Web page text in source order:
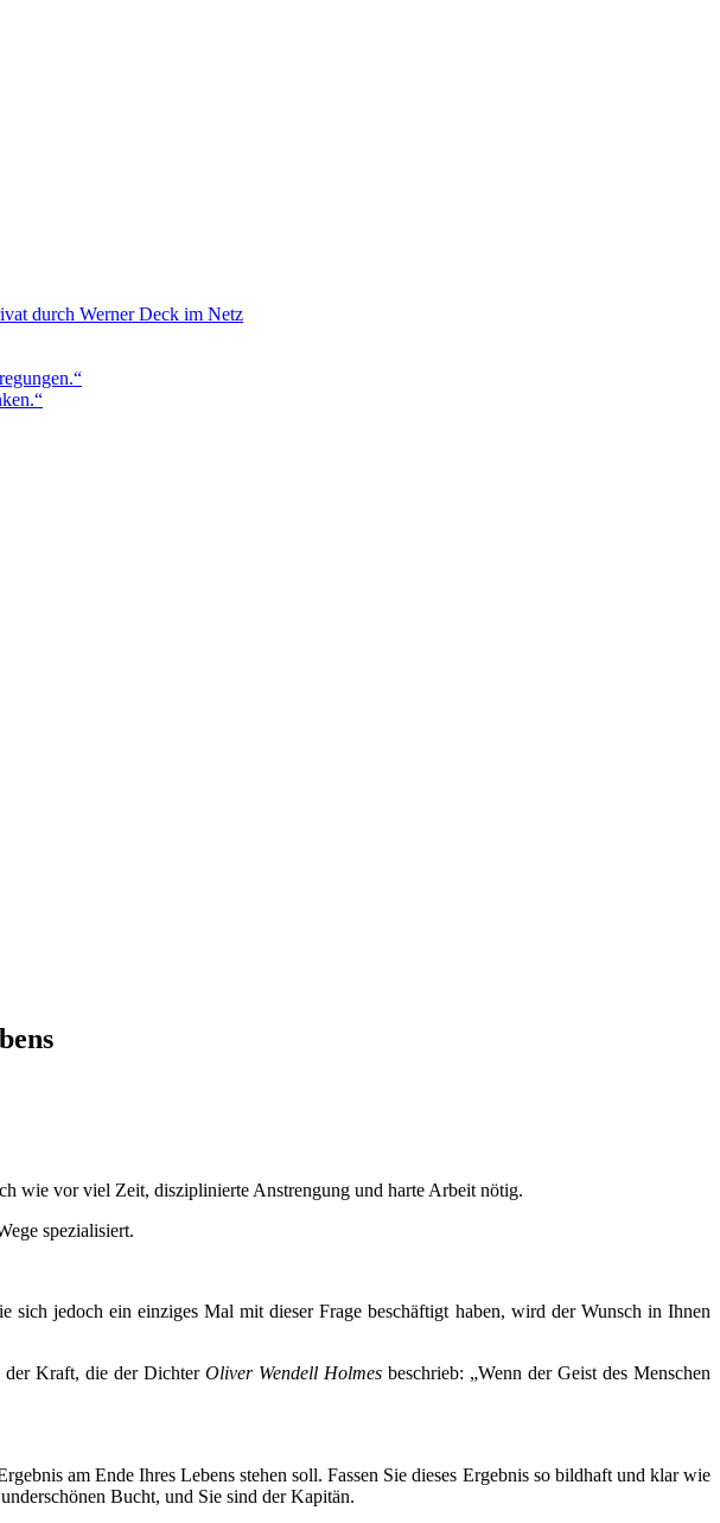
durch Werner Deck im Netz
wie vor viel Zeit, disziplinierte Anstrengung und harte Arbeit nötig.
spezialisiert.
jedoch ein einziges Mal mit dieser Frage beschäftigt haben, wird der Wunsch in Ihnen
der Kraft, die der Dichter Oliver Wendell Holmes beschrieb: „Wenn der Geist des Menschen
am Ende Ihres Lebens stehen soll. Fassen Sie dieses Ergebnis so bildhaft und klar wie
Bucht, und Sie sind der Kapitän.